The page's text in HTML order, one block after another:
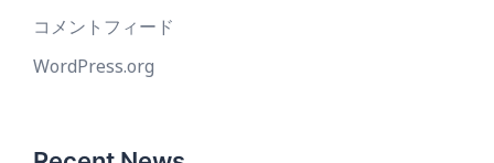
コメントフィード
WordPress.org